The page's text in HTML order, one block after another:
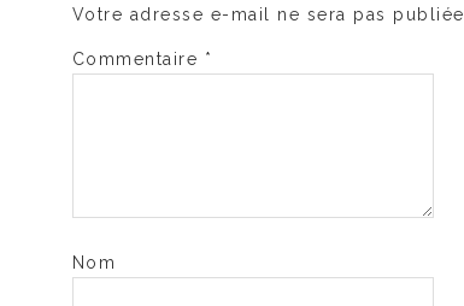
Votre adresse e-mail ne sera pas publiée.
Commentaire *
Nom